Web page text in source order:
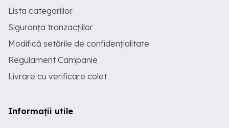
Lista categoriilor
Siguranța tranzacțiilor
Modifică setările de confidențialitate
Regulament Campanie
Livrare cu verificare colet
Informații utile